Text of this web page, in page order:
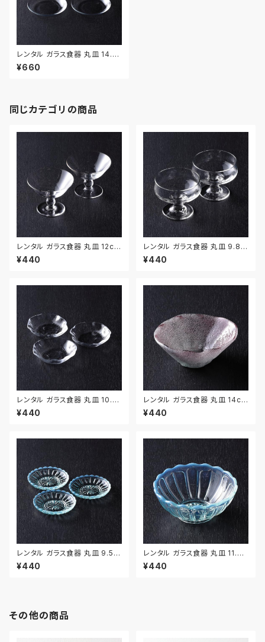
レンタル ガラス食器 丸皿 14.8
cm 4枚セット｜GLM076
¥660
同じカテゴリの商品
レンタル ガラス食器 丸皿 12cm
2枚セット｜GLM128
¥440
レンタル ガラス食器 丸皿 9.8c
m 2枚セット｜GLM129
¥440
レンタル ガラス食器 丸皿 10.1c
m 3枚セット｜GLM130
¥440
レンタル ガラス食器 丸皿 14cm
｜GLM119
¥440
レンタル ガラス食器 丸皿 9.5c
m 3枚セット｜GLM120
¥440
レンタル ガラス食器 丸皿 11.7c
m｜GLM121
¥440
その他の商品